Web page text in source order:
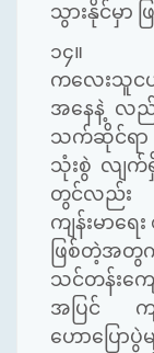
သွားနိုင်မှာ
၁၄။
ကလေးသူငယ်
အနေနဲ့ လည်
သက်ဆိုင်ရာ က
သုံးစွဲ လျက်ရှိ
တွင်လည်း
ကျန်းမာရေ
ဖြစ်တဲ့အတွ
သင်တန်းကျ
အပြင် ကျ
ဟောပြေ